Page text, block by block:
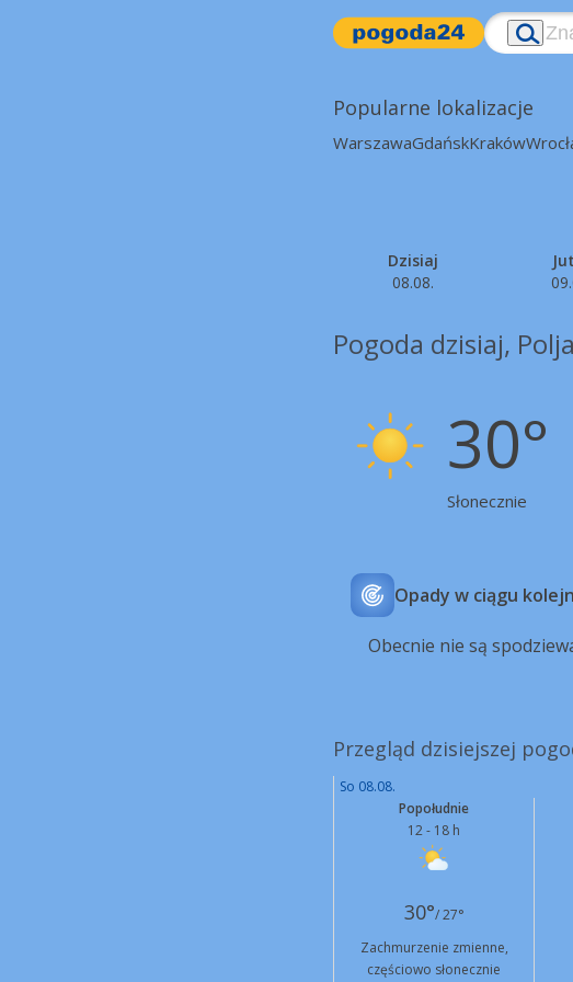
Popularne lokalizacje
WarszawaGdańskKraków
Dzisiaj
08.08.
Pogoda dzisiaj,
30°
Słonecznie
Opady w ciągu
Obecnie nie są
Przegląd dzisiejszej
So 08.08.
Popołudnie
12 - 18 h
30°/ 27°
Zachmurzenie zmienne,
częściowo słonecznie